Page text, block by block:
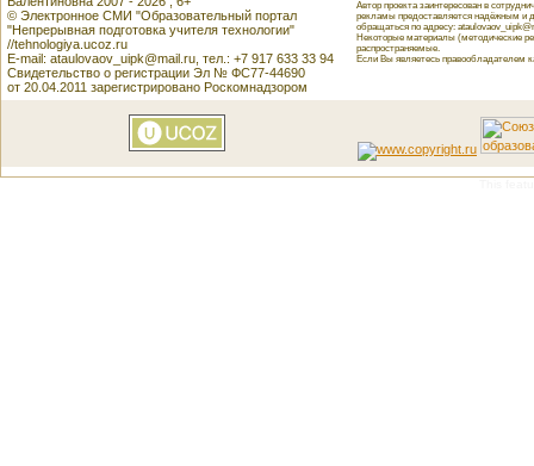
© Электронное СМИ "Образовательный портал
"Непрерывная подготовка учителя технологии"
//tehnologiya.ucoz.ru
E-mail: ataulovaov_uipk@mail.ru, тел.: +7 917 633 33 94
Свидетельство о регистрации Эл № ФС77-44690
от 20.04.2011 зарегистрировано Роскомнадзором
Автор проекта заинтересован в
рекламы предоставляется надёжным и
обращаться по адресу:
Некоторые материалы (методические
распространяемые.
Если Вы являетесь правообладателем